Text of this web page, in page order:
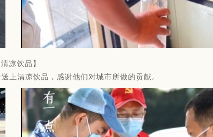
清凉饮品】
上清凉饮品，感谢他们对城市所做的贡献。